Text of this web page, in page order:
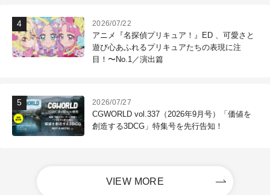
2026/07/22
アニメ『名探偵プリキュア！』ED 、可愛さと
遊び心あふれるプリキュアたちの表現に注
目！〜No.1／演出篇
2026/07/27
CGWORLD vol.337（2026年9月号）「価値を
創造する3DCG」特集号を先行告知！
VIEW MORE